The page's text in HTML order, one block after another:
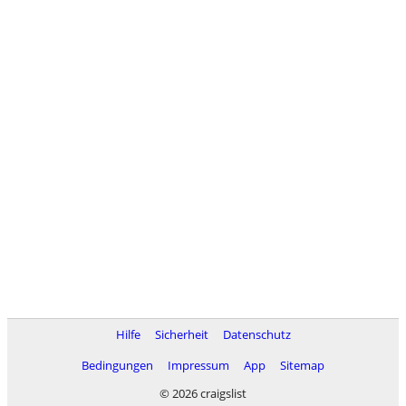
Hilfe Sicherheit
Datenschutz
Bedingungen
Impressum App
Sitemap
© 2026 craigslist